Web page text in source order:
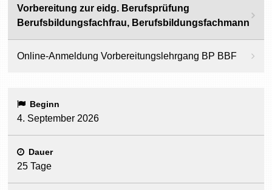
Vorbereitung zur eidg. Berufsprüfung
Berufsbildungsfachfrau, Berufsbildungsfachmann
Online-Anmeldung Vorbereitungslehrgang BP BBF
Beginn
4. September 2026
Dauer
25 Tage